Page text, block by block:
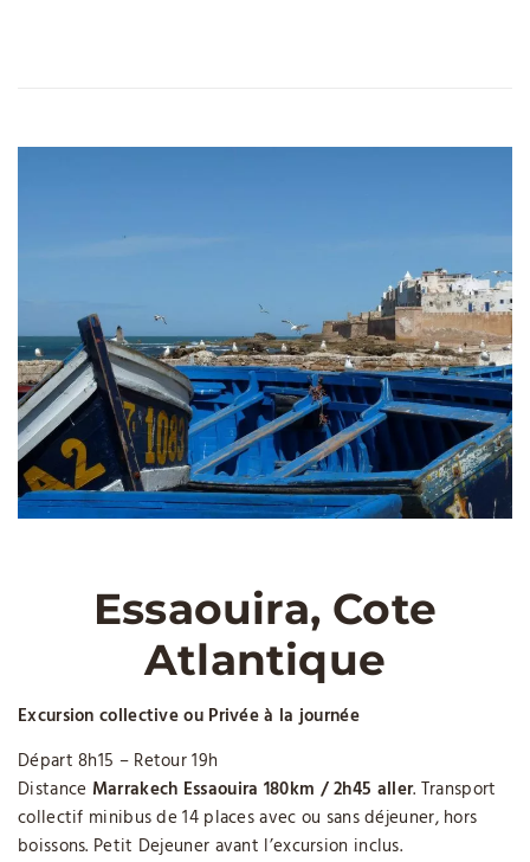
Essaouira, Cote
Atlantique
Excursion collective ou Privée à la journée
Départ 8h15 – Retour 19h
Distance Marrakech Essaouira 180km / 2h45 aller. Transport
collectif minibus de 14 places avec ou sans déjeuner, hors
boissons. Petit Dejeuner avant l’excursion inclus.